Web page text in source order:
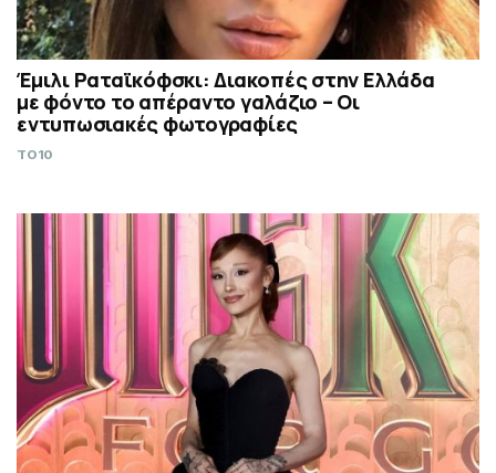
Έμιλι Ραταϊκόφσκι: Διακοπές στην Ελλάδα
με φόντο το απέραντο γαλάζιο – Οι
εντυπωσιακές φωτογραφίες
TO10